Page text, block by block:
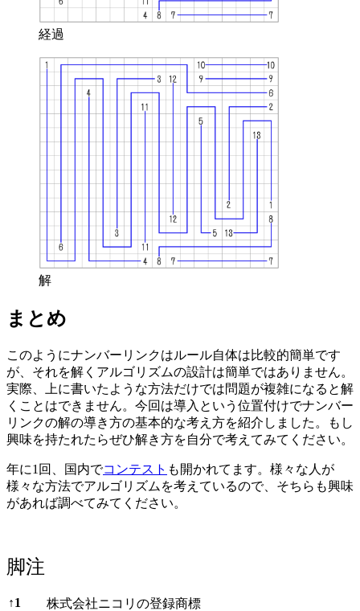
経過
解
まとめ
このようにナンバーリンクはルール自体は比較的簡単です
が、それを解くアルゴリズムの設計は簡単ではありません。
実際、上に書いたような方法だけでは問題が複雑になると解
くことはできません。今回は導入という位置付けでナンバー
リンクの解の導き方の基本的な考え方を紹介しました。もし
興味を持たれたらぜひ解き方を自分で考えてみてください。
年に1回、国内でコンテスト も開かれてます。様々な人が
様々な方法でアルゴリズムを考えているので、そちらも興味
があれば調べてみてください。
脚注
脚注
↑1 株式会社ニコリの登録商標